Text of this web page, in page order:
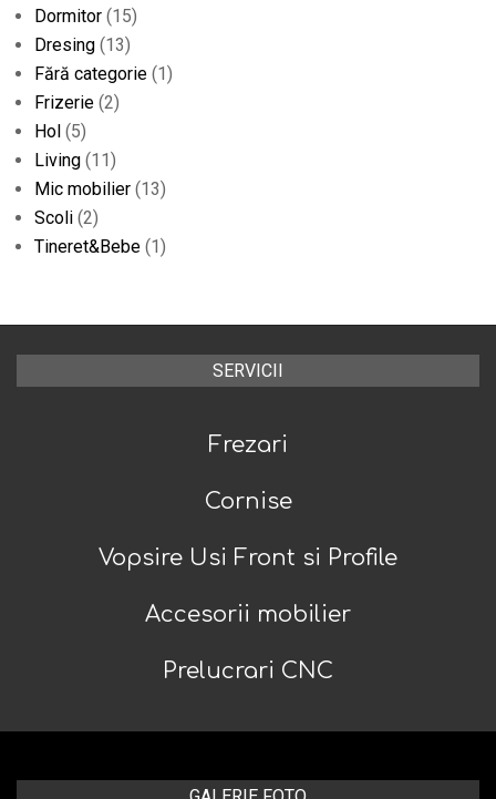
Dormitor (15)
Dresing (13)
Fără categorie (1)
Frizerie (2)
Hol (5)
Living (11)
Mic mobilier (13)
Scoli (2)
Tineret&Bebe (1)
SERVICII
Frezari
Cornise
Vopsire Usi Front si Profile
Accesorii mobilier
Prelucrari CNC